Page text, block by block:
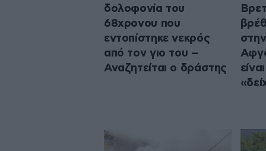
δολοφονία του
68χρονου που
εντοπίστηκε νεκρός
από τον γιο του –
Αναζητείται ο δράστης